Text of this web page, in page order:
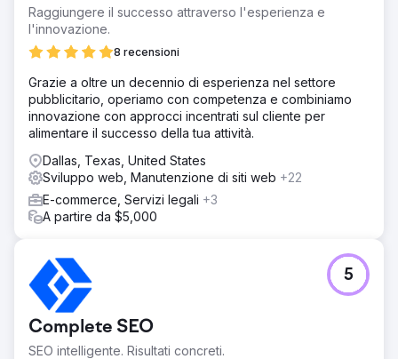
Raggiungere il successo attraverso l'esperienza e
l'innovazione.
8 recensioni
Grazie a oltre un decennio di esperienza nel settore
pubblicitario, operiamo con competenza e combiniamo
innovazione con approcci incentrati sul cliente per
alimentare il successo della tua attività.
Dallas, Texas, United States
Sviluppo web, Manutenzione di siti web +22
E-commerce, Servizi legali +3
A partire da $5,000
Complete SEO
SEO intelligente. Risultati concreti.
5